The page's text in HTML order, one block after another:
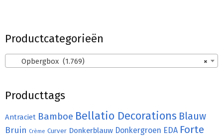
Productcategorieën
×
Opbergbox (1.769)
Producttags
Antraciet Bamboe Bellatio Decorations Blauw
Bruin Crème Curver Donkerblauw Donkergroen EDA Forte